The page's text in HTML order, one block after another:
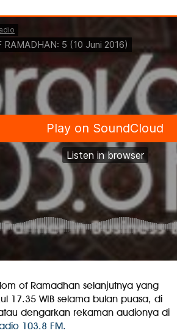
of Ramadhan selanjutnya yang
17.35 WIB selama bulan puasa, di
dengarkan rekaman audionya di
103.8 FM.